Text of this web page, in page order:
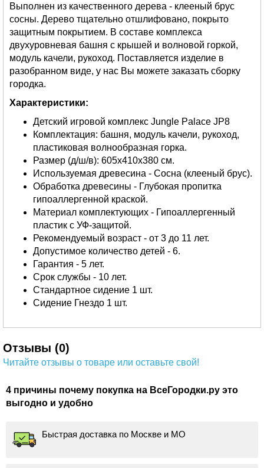
Выполнен из качественного дерева - клееный брус
сосны. Дерево тщательно отшлифовано, покрыто
защитным покрытием. В составе комплекса
двухуровневая башня с крышей и волновой горкой,
модуль качели, рукоход. Поставляется изделие в
разобранном виде, у нас Вы можете заказать сборку
городка.
Характеристики:
Детский игровой комплекс Jungle Palace JP8
Комплектация: башня, модуль качели, рукоход,
пластиковая волнообразная горка.
Размер (д/ш/в): 605х410х380 см.
Используемая древесина - Сосна (клееный брус).
Обработка древесины - Глубокая пропитка
гипоаллергенной краской.
Материал комплектующих - Гипоаллергенный
пластик с УФ-защитой.
Рекомендуемый возраст - от 3 до 11 лет.
Допустимое количество детей - 6.
Гарантия - 5 лет.
Срок службы - 10 лет.
Стандартное сидение 1 шт.
Сидение Гнездо 1 шт.
Отзывы (0)
Читайте отзывы о товаре или оставьте свой!
4 причины почему покупка на ВсеГородки.ру это
выгодно и удобно
Быстрая доставка по Москве и МО